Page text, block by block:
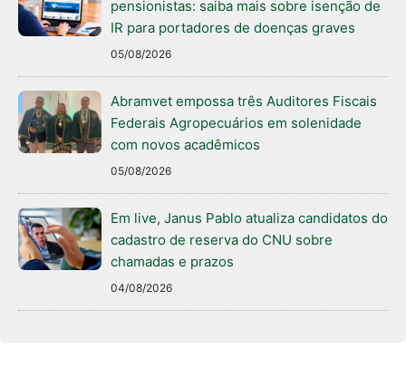
pensionistas: saiba mais sobre isenção de
IR para portadores de doenças graves
05/08/2026
Abramvet empossa três Auditores Fiscais
Federais Agropecuários em solenidade
com novos acadêmicos
05/08/2026
Em live, Janus Pablo atualiza candidatos do
cadastro de reserva do CNU sobre
chamadas e prazos
04/08/2026